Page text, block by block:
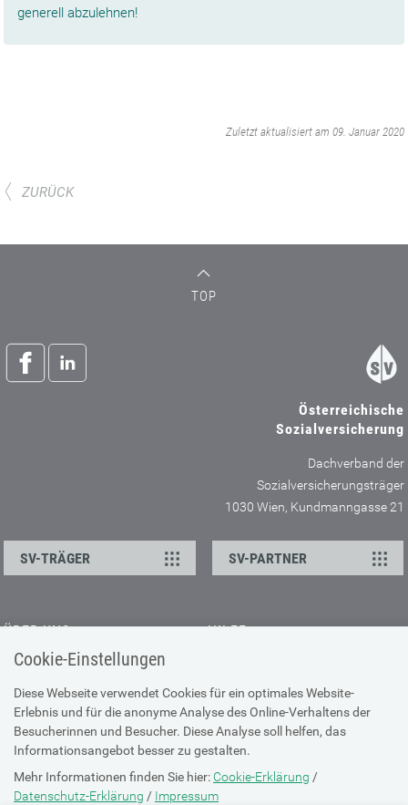
Cookie-Einstellungen
Diese Webseite verwendet Cookies für ein optimales Website-
Erlebnis und für die anonyme Analyse des Online-Verhaltens der
Besucherinnen und Besucher. Diese Analyse soll helfen, das
Informationsangebot besser zu gestalten.
Mehr Informationen finden Sie hier: Cookie-Erklärung /
Datenschutz-Erklärung / Impressum
generell abzulehnen!
Zuletzt aktualisiert am 09. Januar 2020
ZURÜCK
TOP
Österreichische
Sozialversicherung
Dachverband der
Sozialversicherungsträger
1030 Wien, Kundmanngasse 21
SV-TRÄGER SV-PARTNER
ÜBER UNS
Kontakt
Offene Stellen
Presse
HILFE
Browser-Info & Sicherheit
Hilfe zur Suche
Technische Unterstützung
DATENSCHUTZ